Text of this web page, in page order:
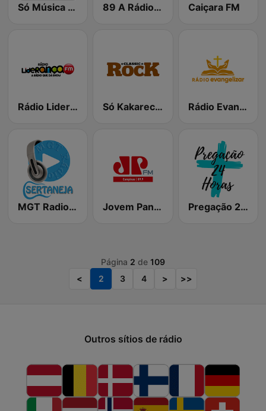
Só Música Boa 89 A Rádio Rock de Goiânia Caiçara FM
Rádio Liderança FM Só Kakarecos Classic Rock Rádio Evangelizar 99.5 FM
MGT Radio Sertaneja Jovem Pan FM Campinas Pregação 24 Horas
Página 2 de 109
<
2 3 4 > >>
Outros sítios de rádio